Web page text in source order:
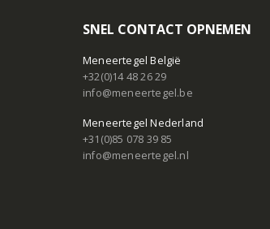
SNEL CONTACT OPNEMEN
Meneertegel België
+32(0)14 48 26 29
info@meneertegel.be
Meneertegel Nederland
+31(0)85 078 39 85
info@meneertegel.nl